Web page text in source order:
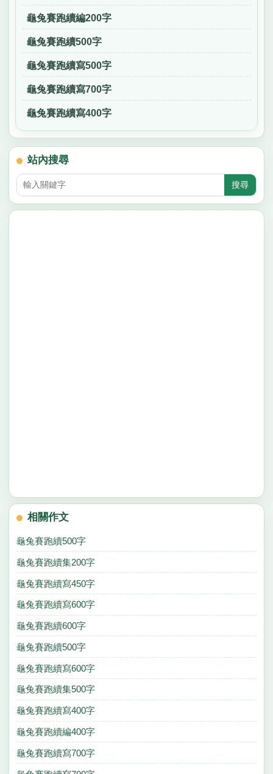
龜兔賽跑續編200字
龜兔賽跑續500字
龜兔賽跑續寫500字
龜兔賽跑續寫700字
龜兔賽跑續寫400字
站內搜尋
相關作文
龜兔賽跑續500字
龜兔賽跑續集200字
龜兔賽跑續寫450字
龜兔賽跑續寫600字
龜兔賽跑續600字
龜兔賽跑續500字
龜兔賽跑續寫600字
龜兔賽跑續集500字
龜兔賽跑續寫400字
龜兔賽跑續編400字
龜兔賽跑續寫700字